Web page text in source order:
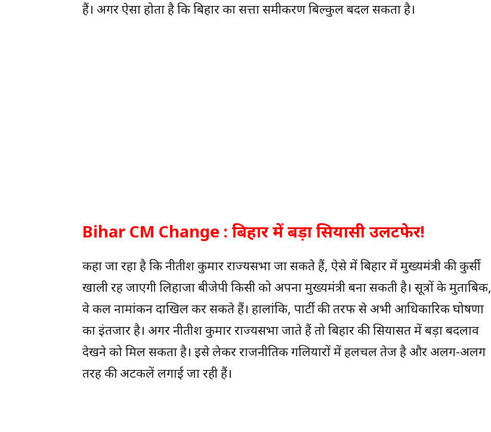
हैं। अगर ऐसा होता है कि बिहार का सत्ता समीकरण बिल्कुल बदल सकता है।
Bihar CM Change : बिहार में बड़ा सियासी उलटफेर!
कहा जा रहा है कि नीतीश कुमार राज्यसभा जा सकते हैं, ऐसे में बिहार में मुख्यमंत्री की कुर्सी
खाली रह जाएगी लिहाजा बीजेपी किसी को अपना मुख्यमंत्री बना सकती है। सूत्रों के मुताबिक,
वे कल नामांकन दाखिल कर सकते हैं। हालांकि, पार्टी की तरफ से अभी आधिकारिक घोषणा
का इंतजार है। अगर नीतीश कुमार राज्यसभा जाते हैं तो बिहार की सियासत में बड़ा बदलाव
देखने को मिल सकता है। इसे लेकर राजनीतिक गलियारों में हलचल तेज है और अलग-अलग
तरह की अटकलें लगाई जा रही हैं।